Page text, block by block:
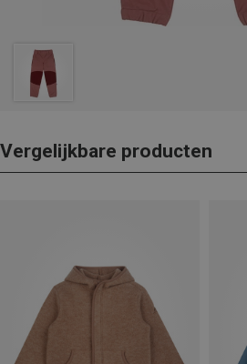
Vergelijkbare producten